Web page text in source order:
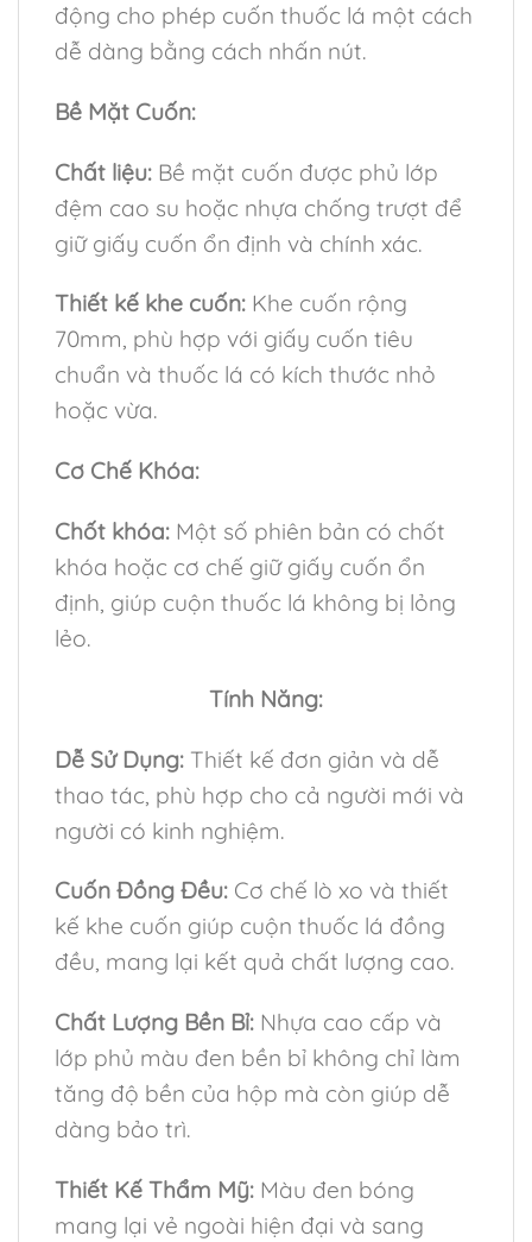
động cho phép cuốn thuốc lá một cách
dễ dàng bằng cách nhấn nút.
Bề Mặt Cuốn:
Chất liệu: Bề mặt cuốn được phủ lớp
đệm cao su hoặc nhựa chống trượt để
giữ giấy cuốn ổn định và chính xác.
Thiết kế khe cuốn: Khe cuốn rộng
70mm, phù hợp với giấy cuốn tiêu
chuẩn và thuốc lá có kích thước nhỏ
hoặc vừa.
Cơ Chế Khóa:
Chốt khóa: Một số phiên bản có chốt
khóa hoặc cơ chế giữ giấy cuốn ổn
định, giúp cuộn thuốc lá không bị lỏng
lẻo.
Tính Năng:
Dễ Sử Dụng: Thiết kế đơn giản và dễ
thao tác, phù hợp cho cả người mới và
người có kinh nghiệm.
Cuốn Đồng Đều: Cơ chế lò xo và thiết
kế khe cuốn giúp cuộn thuốc lá đồng
đều, mang lại kết quả chất lượng cao.
Chất Lượng Bền Bỉ: Nhựa cao cấp và
lớp phủ màu đen bền bỉ không chỉ làm
tăng độ bền của hộp mà còn giúp dễ
dàng bảo trì.
Thiết Kế Thẩm Mỹ: Màu đen bóng
mang lại vẻ ngoài hiện đại và sang